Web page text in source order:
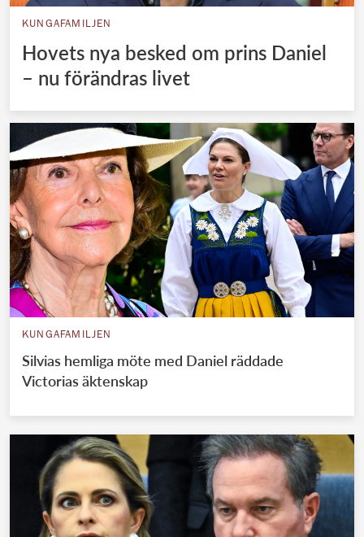
KUNGAFAMILJEN
Hovets nya besked om prins Daniel
– nu förändras livet
KUNGAFAMILJEN
Silvias hemliga möte med Daniel räddade
Victorias äktenskap